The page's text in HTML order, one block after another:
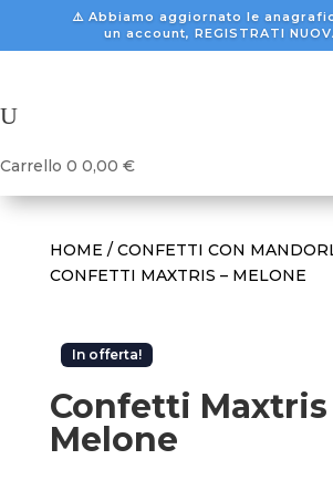
⚠️ Abbiamo aggiornato le
un account, REGISTRATI
U
Carrello 0 0,00 €
HOME / CONFETTI CON
CONFETTI MAXTRIS – MELONE
In offerta!
Confetti Maxtris
Melone